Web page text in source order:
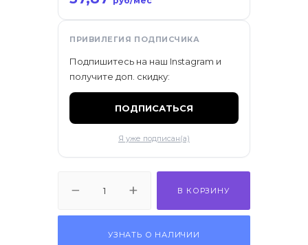
ПРИВИЛЕГИЯ ПОДПИСЧИКА
Подпишитесь на наш Instagram и
получите доп. скидку:
ПОДПИСАТЬСЯ
Я уже подписан(а)
В КОРЗИНУ
УЗНАТЬ О НАЛИЧИИ